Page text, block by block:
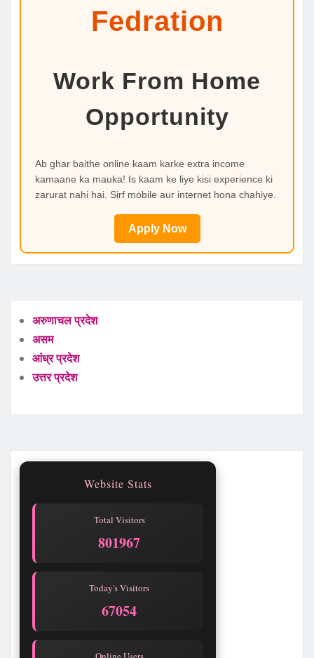
Fedration
Work From Home
Opportunity
Ab ghar baithe online kaam karke extra income
kamaane ka mauka! Is kaam ke liye kisi experience ki
zarurat nahi hai. Sirf mobile aur internet hona chahiye.
Apply Now
अरुणाचल प्रदेश
असम
आंध्र प्रदेश
उत्तर प्रदेश
Website Stats
Total Visitors
801968
Today's Visitors
67055